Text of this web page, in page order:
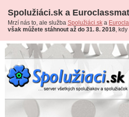
Spolužiáci.sk a
Mrzí nás to, ale služba Spolužiáci.sk a
však můžete stáhnout až do 31. 8. 2018,